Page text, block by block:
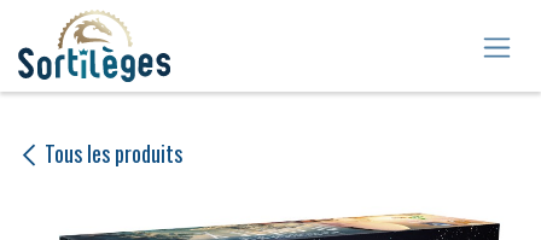
Se rendre au contenu
Tous les produits